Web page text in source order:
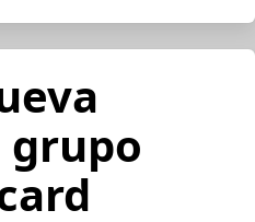
grupo